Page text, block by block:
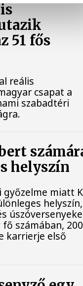
51 fős
reális
csapat a
szabadtéri
helyszín
győzelme miatt
számában, 200
karrierje első